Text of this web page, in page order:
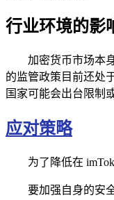
行业环境的影
加密货币市场本
的监管政策目前还处
国家可能会出台限制
应对策略
为了降低在
要加强自身的安